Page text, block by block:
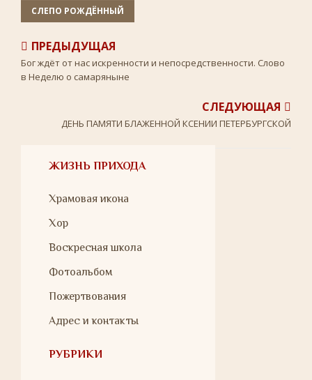
СЛЕПО РОЖДЁННЫЙ
ПРЕДЫДУЩАЯ
Бог ждёт от нас искренности и непосредственности. Слово
в Неделю о самаряныне
СЛЕДУЮЩАЯ
ДЕНЬ ПАМЯТИ БЛАЖЕННОЙ КСЕНИИ ПЕТЕРБУРГСКОЙ
ЖИЗНЬ ПРИХОДА
Храмовая икона
Хор
Воскресная школа
Фотоальбом
Пожертвования
Адрес и контакты
РУБРИКИ